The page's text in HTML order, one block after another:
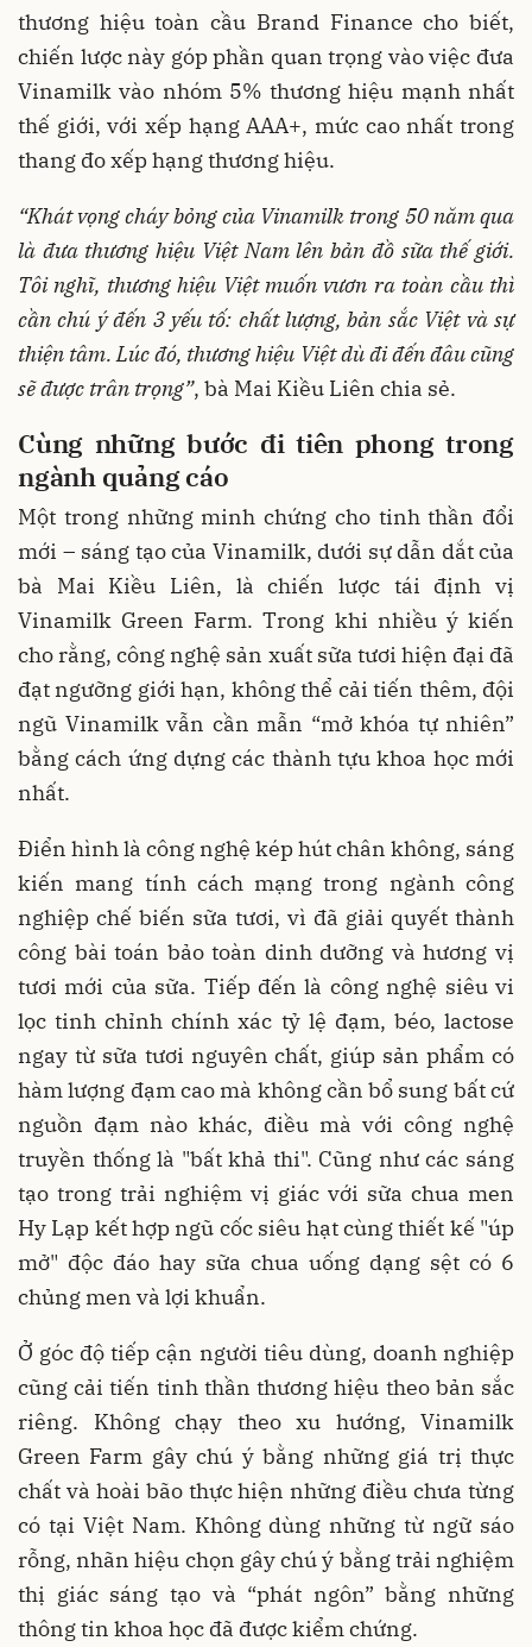
thương hiệu toàn cầu Brand Finance cho biết,
chiến lược này góp phần quan trọng vào việc đưa
Vinamilk vào nhóm 5% thương hiệu mạnh nhất
thế giới, với xếp hạng AAA+, mức cao nhất trong
thang đo xếp hạng thương hiệu.
“Khát vọng cháy bỏng của Vinamilk trong 50 năm qua
là đưa thương hiệu Việt Nam lên bản đồ sữa thế giới.
Tôi nghĩ, thương hiệu Việt muốn vươn ra toàn cầu thì
cần chú ý đến 3 yếu tố: chất lượng, bản sắc Việt và sự
thiện tâm. Lúc đó, thương hiệu Việt dù đi đến đâu cũng
sẽ được trân trọng”, bà Mai Kiều Liên chia sẻ.
Cùng những bước đi tiên phong trong
ngành quảng cáo
Một trong những minh chứng cho tinh thần đổi
mới – sáng tạo của Vinamilk, dưới sự dẫn dắt của
bà Mai Kiều Liên, là chiến lược tái định vị
Vinamilk Green Farm. Trong khi nhiều ý kiến
cho rằng, công nghệ sản xuất sữa tươi hiện đại đã
đạt ngưỡng giới hạn, không thể cải tiến thêm, đội
ngũ Vinamilk vẫn cần mẫn “mở khóa tự nhiên”
bằng cách ứng dựng các thành tựu khoa học mới
nhất.
Điển hình là công nghệ kép hút chân không, sáng
kiến mang tính cách mạng trong ngành công
nghiệp chế biến sữa tươi, vì đã giải quyết thành
công bài toán bảo toàn dinh dưỡng và hương vị
tươi mới của sữa. Tiếp đến là công nghệ siêu vi
lọc tinh chỉnh chính xác tỷ lệ đạm, béo, lactose
ngay từ sữa tươi nguyên chất, giúp sản phẩm có
hàm lượng đạm cao mà không cần bổ sung bất cứ
nguồn đạm nào khác, điều mà với công nghệ
truyền thống là "bất khả thi". Cũng như các sáng
tạo trong trải nghiệm vị giác với sữa chua men
Hy Lạp kết hợp ngũ cốc siêu hạt cùng thiết kế "úp
mở" độc đáo hay sữa chua uống dạng sệt có 6
chủng men và lợi khuẩn.
Ở góc độ tiếp cận người tiêu dùng, doanh nghiệp
cũng cải tiến tinh thần thương hiệu theo bản sắc
riêng. Không chạy theo xu hướng, Vinamilk
Green Farm gây chú ý bằng những giá trị thực
chất và hoài bão thực hiện những điều chưa từng
có tại Việt Nam. Không dùng những từ ngữ sáo
rỗng, nhãn hiệu chọn gây chú ý bằng trải nghiệm
thị giác sáng tạo và “phát ngôn” bằng những
thông tin khoa học đã được kiểm chứng.